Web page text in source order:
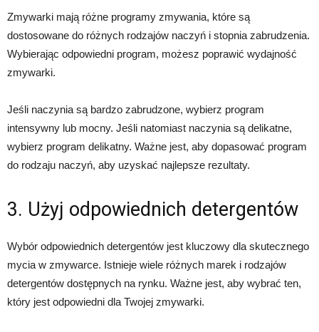
Zmywarki mają różne programy zmywania, które są
dostosowane do różnych rodzajów naczyń i stopnia zabrudzenia.
Wybierając odpowiedni program, możesz poprawić wydajność
zmywarki.
Jeśli naczynia są bardzo zabrudzone, wybierz program
intensywny lub mocny. Jeśli natomiast naczynia są delikatne,
wybierz program delikatny. Ważne jest, aby dopasować program
do rodzaju naczyń, aby uzyskać najlepsze rezultaty.
3. Użyj odpowiednich detergentów
Wybór odpowiednich detergentów jest kluczowy dla skutecznego
mycia w zmywarce. Istnieje wiele różnych marek i rodzajów
detergentów dostępnych na rynku. Ważne jest, aby wybrać ten,
który jest odpowiedni dla Twojej zmywarki.